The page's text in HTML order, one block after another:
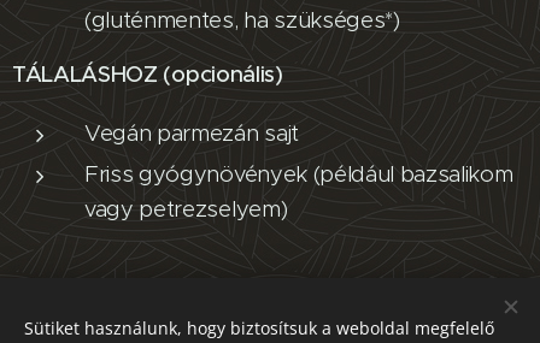
(gluténmentes, ha szükséges*)
TÁLALÁSHOZ (opcionális)
Vegán parmezán sajt
Friss gyógynövények (például bazsalikom
vagy petrezselyem)
Sütiket használunk, hogy biztosítsuk a weboldal megfelelő